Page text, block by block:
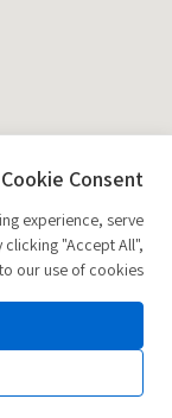
Cookie Consent
experience, serve
"Accept All",
our use of cookies.